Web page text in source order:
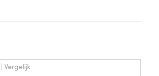
Vergelijk